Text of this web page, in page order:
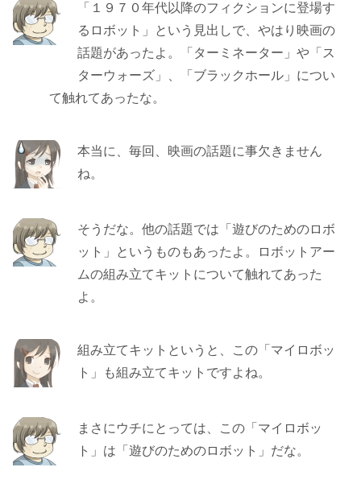
「１９７０年代以降のフィクションに登場す
るロボット」という見出しで、やはり映画の
話題があったよ。「ターミネーター」や「ス
ターウォーズ」、「ブラックホール」につい
て触れてあったな。
本当に、毎回、映画の話題に事欠きません
ね。
そうだな。他の話題では「遊びのためのロボ
ット」というものもあったよ。ロボットアー
ムの組み立てキットについて触れてあった
よ。
組み立てキットというと、この「マイロボッ
ト」も組み立てキットですよね。
まさにウチにとっては、この「マイロボッ
ト」は「遊びのためのロボット」だな。